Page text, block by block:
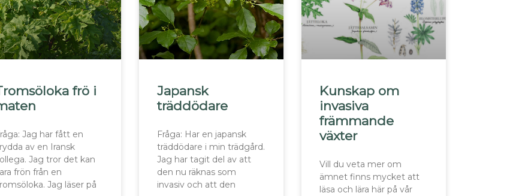
frö i
Jag har fått en
av en Iransk
Jag tror det kan
frön från en
Jag läser på
Japansk
träddödare
Fråga: Har en japansk
träddödare i min trädgård.
Jag har tagit del av att
den nu räknas som
invasiv och att den
Kunskap om
invasiva
främmande
växter
Vill du veta mer om
ämnet finns mycket att
läsa och lära här på vår